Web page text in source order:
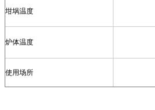
坩埚温度
炉体温度
使用场所